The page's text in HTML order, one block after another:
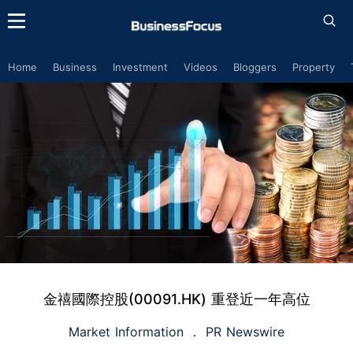
Home Business Investment Videos Bloggers Property
金禧國際控股(00091.HK) 重登近一年高位
Market Information PR Newswire